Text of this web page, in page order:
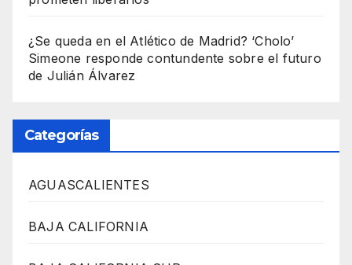
¿Se queda en el Atlético de Madrid? ‘Cholo’
Simeone responde contundente sobre el futuro
de Julián Álvarez
Categorías
AGUASCALIENTES
BAJA CALIFORNIA